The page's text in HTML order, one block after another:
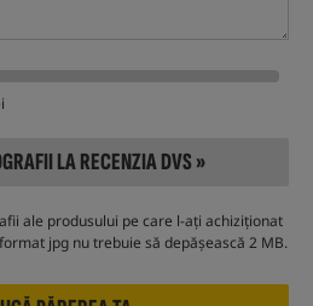
LA RECENZIA DVS »
ale produsului pe care l-ați achiziționat
jpg nu trebuie să depășească 2 MB.